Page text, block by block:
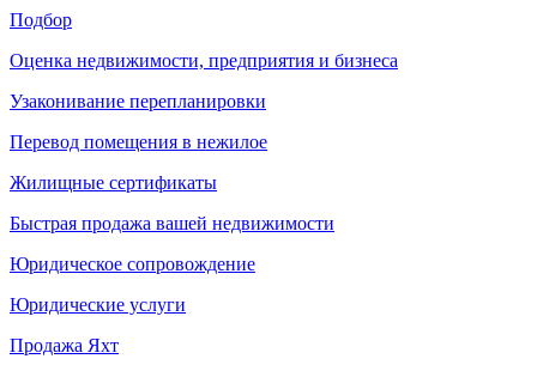
Подбор
Оценка недвижимости, предприятия и бизнеса
Узаконивание перепланировки
Перевод помещения в нежилое
Жилищные сертификаты
Быстрая продажа вашей недвижимости
Юридическое сопровождение
Юридические услуги
Продажа Яхт